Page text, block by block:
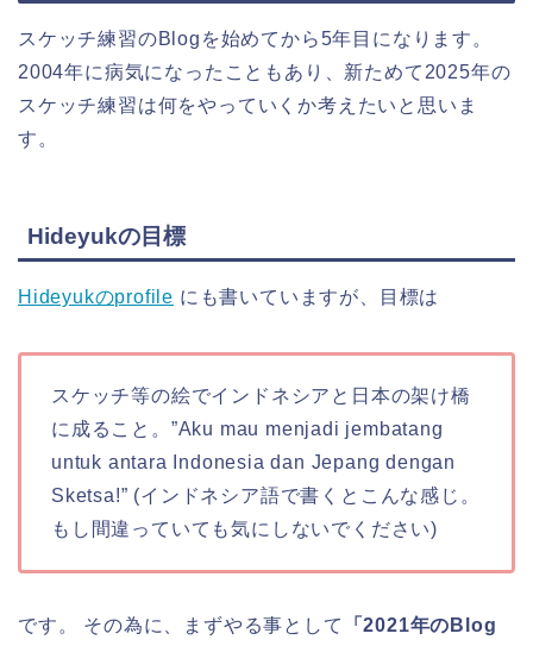
スケッチ練習のBlogを始めてから5年目になります。
2004年に病気になったこともあり、新ためて2025年の
スケッチ練習は何をやっていくか考えたいと思いま
す。
Hideyukの目標
Hideyukのprofile にも書いていますが、目標は
スケッチ等の絵でインドネシアと日本の架け橋
に成ること。”Aku mau menjadi jembatang
untuk antara Indonesia dan Jepang dengan
Sketsa!” (インドネシア語で書くとこんな感じ。
もし間違っていても気にしないでください)
です。 その為に、まずやる事として
「2021年のBlog